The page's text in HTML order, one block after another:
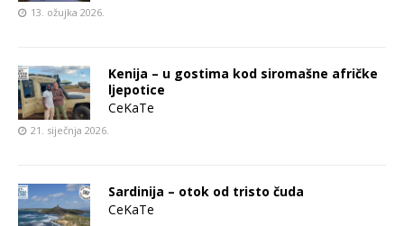
13. ožujka 2026.
Kenija – u gostima kod siromašne afričke
ljepotice
CeKaTe
21. siječnja 2026.
Sardinija – otok od tristo čuda
CeKaTe